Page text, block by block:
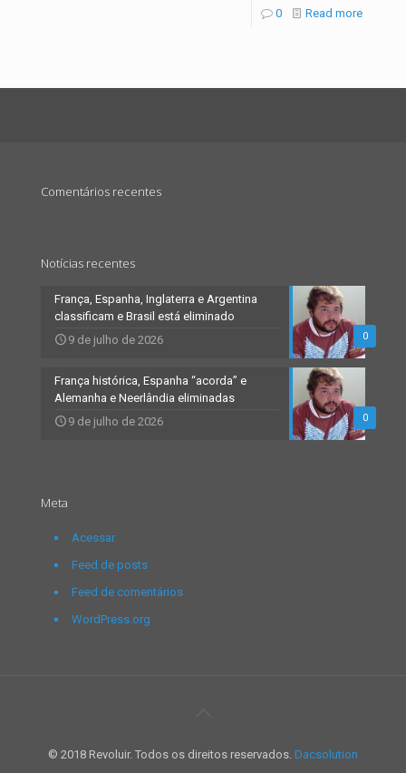
0 Read more
Comentários recentes
Notícias recentes
0
França, Espanha, Inglaterra e Argentina
classificam e Brasil está eliminado
9 de julho de 2026
0
França histórica, Espanha “acorda” e
Alemanha e Neerlândia eliminadas
9 de julho de 2026
Meta
Acessar
Feed de posts
Feed de comentários
WordPress.org
© 2018 Revoluir. Todos os direitos reservados. Dacsolution